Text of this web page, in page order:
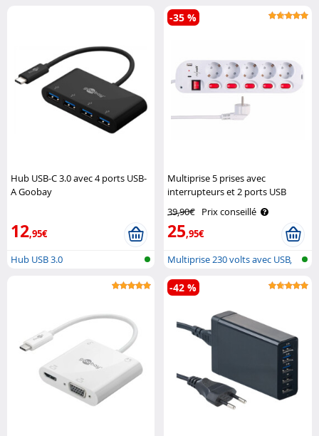
USB-A ..
Hub USB-C 3.0 avec 4 ports USB-
A Goobay
12,95€
Hub USB 3.0
Multiprise 5 prises avec
interrupteurs et 2 ports USB
39,90€ Prix conseillé
25,95€
-35 %
Multiprise 230 volts avec USB,
comm..
-42 %